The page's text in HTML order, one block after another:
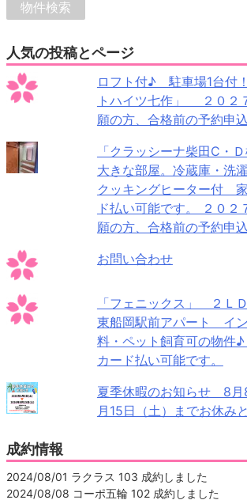
人気の投稿とページ
ロフト付♪ 駐車場1台付
トハイツ七作」 ２０２
願の方、合格前の予約申
「クラッシーナ柴田C・
大きな部屋。冷蔵庫・洗
クッキングヒーター付
ド払い可能です。 ２０２
願の方、合格前の予約申
お問い合わせ
「フェニックス」 ２Ｌ
東船岡駅前アパート イ
料・ペット飼育可の物件
カード払い可能です。
夏季休暇のお知らせ 8月
月15日（土）までお休み
成約情報
2024/08/01 ラクラス 103 成約しました
2024/08/08 コーポ五輪 102 成約しました